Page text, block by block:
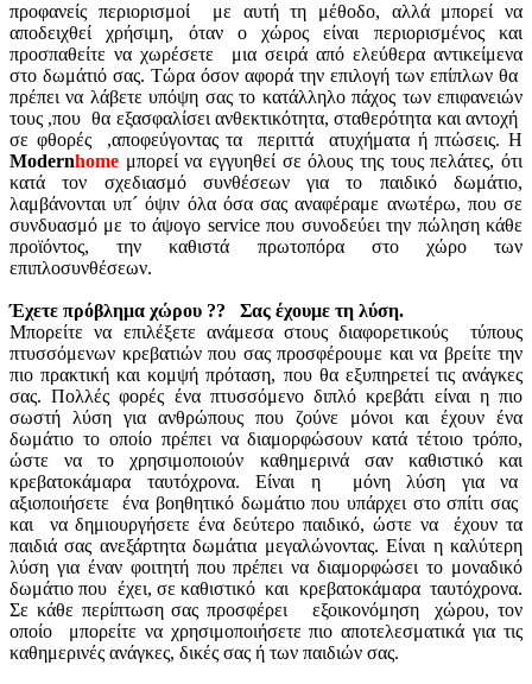
προφανείς περιορισμοί με αυτή τη μέθοδο, αλλά μπορεί να
αποδειχθεί χρήσιμη, όταν ο χώρος είναι περιορισμένος και
προσπαθείτε να χωρέσετε μια σειρά από ελεύθερα αντικείμενα
στο δωμάτιό σας. Τώρα όσον αφορά την επιλογή των επίπλων θα
πρέπει να λάβετε υπόψη σας το κατάλληλο πάχος των επιφανειών
τους ,που θα εξασφαλίσει ανθεκτικότητα, σταθερότητα και αντοχή
σε φθορές ,αποφεύγοντας τα περιττά ατυχήματα ή πτώσεις. Η
Modernhome μπορεί να εγγυηθεί σε όλους της τους πελάτες, ότι
κατά τον σχεδιασμό συνθέσεων για το παιδικό δωμάτιο,
λαμβάνονται υπ´ όψιν όλα όσα σας αναφέραμε ανωτέρω, που σε
συνδυασμό με το άψογο service που συνοδεύει την πώληση κάθε
προϊόντος, την καθιστά πρωτοπόρα στο χώρο των
επιπλοσυνθέσεων.
Έχετε πρόβλημα χώρου ?? Σας έχουμε τη λύση.
Μπορείτε να επιλέξετε ανάμεσα στους διαφορετικούς τύπους
πτυσσόμενων κρεβατιών που σας προσφέρουμε και να βρείτε την
πιο πρακτική και κομψή πρόταση, που θα εξυπηρετεί τις ανάγκες
σας. Πολλές φορές ένα πτυσσόμενο διπλό κρεβάτι είναι η πιο
σωστή λύση για ανθρώπους που ζούνε μόνοι και έχουν ένα
δωμάτιο το οποίο πρέπει να διαμορφώσουν κατά τέτοιο τρόπο,
ώστε να το χρησιμοποιούν καθημερινά σαν καθιστικό και
κρεβατοκάμαρα ταυτόχρονα. Είναι η μόνη λύση για να
αξιοποιήσετε ένα βοηθητικό δωμάτιο που υπάρχει στο σπίτι σας
και να δημιουργήσετε ένα δεύτερο παιδικό, ώστε να έχουν τα
παιδιά σας ανεξάρτητα δωμάτια μεγαλώνοντας. Είναι η καλύτερη
λύση για έναν φοιτητή που πρέπει να διαμορφώσει το μοναδικό
δωμάτιο που έχει, σε καθιστικό και κρεβατοκάμαρα ταυτόχρονα.
Σε κάθε περίπτωση σας προσφέρει εξοικονόμηση χώρου, τον
οποίο μπορείτε να χρησιμοποιήσετε πιο αποτελεσματικά για τις
καθημερινές ανάγκες, δικές σας ή των παιδιών σας.